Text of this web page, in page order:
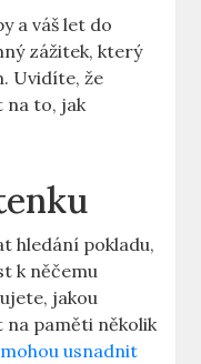
a váš let do
zážitek, který
Uvidíte, že
na to, jak
hledání pokladu,
k něčemu
jakou
paměti několik
usnadnit